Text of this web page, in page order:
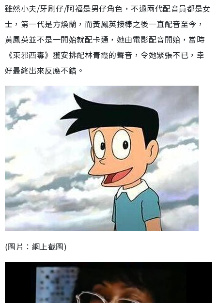
雖然小夫/牙刷仔/阿福是男仔角色，不過兩代配音員都是女
士，第一代是方煥蘭，而黃鳳英接棒之後一直配音至今，
黃鳳英並不是一開始就配卡通，她由電影配音開始，當時
《東邪西毒》獲安排配林青霞的聲音，令她緊張不已，幸
好最終出來反應不錯。
(圖片：網上截圖)